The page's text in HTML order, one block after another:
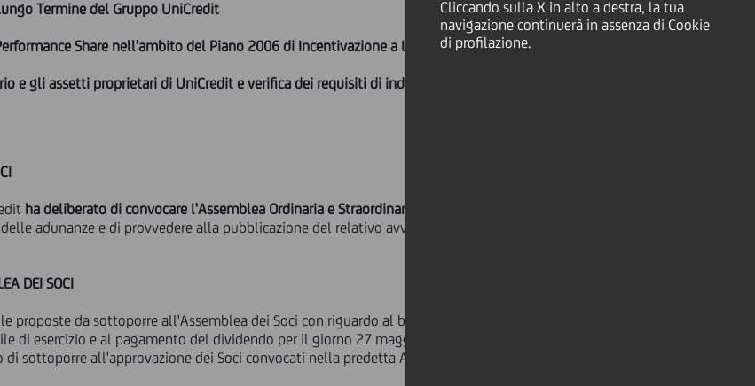
Cliccando sulla X in alto a destra, la tua
navigazione continuerà in assenza di Cookie
di profilazione.
Termine del Gruppo UniCredit
Share nell'ambito del Piano 2006 di Incentivazione a Lungo Termine del Gruppo
e gli assetti proprietari di UniCredit e verifica dei requisiti di indipendenza degli
ha deliberato di convocare l'Assemblea Ordinaria e Straordinaria dei Soci,
adunanze e di provvedere alla pubblicazione del relativo avviso di convocazione.
DEI SOCI
proposte da sottoporre all'Assemblea dei Soci con riguardo al bilancio di esercizio al 31
di esercizio e al pagamento del dividendo per il giorno 27 maggio 2010 con data di stacco
sottoporre all'approvazione dei Soci convocati nella predetta Assemblea le seguenti